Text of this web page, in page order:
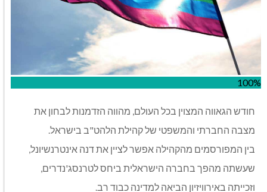
100%
חודש הגאווה המצוין בכל העולם, מהווה הזדמנות לבחון את
מצבה החברתי והמשפטי של קהילת הלהט"ב בישראל.
בין המפורסמים מהקהילה אפשר לציין את דנה אינטרנשיונל,
שעשתה מהפך בחברה הישראלית ביחס לטרנסג'נדרים,
וזכייתה באירוויזיון הביאה למדינה כבוד רב.